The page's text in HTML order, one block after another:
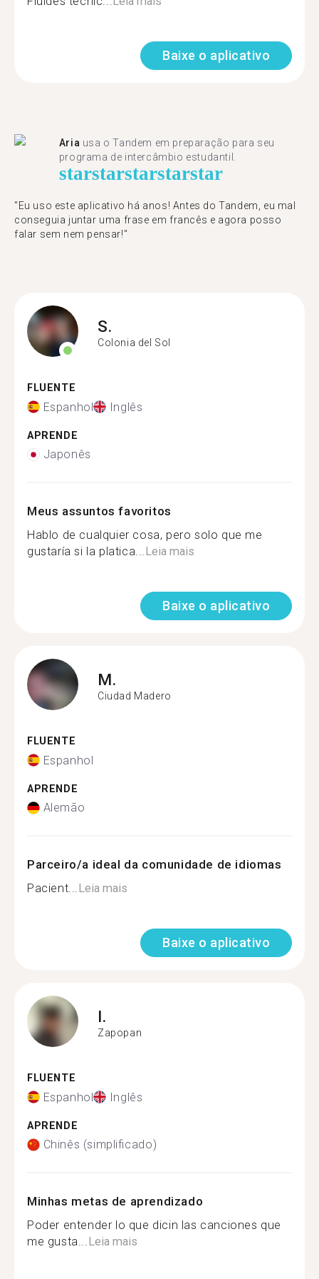
Baixe o aplicativo
Aria usa o Tandem em preparação para seu
programa de intercâmbio estudantil.
starstarstarstarstar
"​​Eu uso este aplicativo há anos! Antes do Tandem, eu mal
conseguia juntar uma frase em francês e agora posso
falar sem nem pensar!"
S.
Colonia del Sol
FLUENTE
Espanhol Inglês
APRENDE
Japonês
Meus assuntos favoritos
Hablo de cualquier cosa, pero solo que me
gustaría si la platica...Leia mais
Baixe o aplicativo
M.
Ciudad Madero
FLUENTE
Espanhol
APRENDE
Alemão
Parceiro/a ideal da comunidade de idiomas
Pacient...Leia mais
Baixe o aplicativo
I.
Zapopan
FLUENTE
Espanhol Inglês
APRENDE
Chinês (simplificado)
Minhas metas de aprendizado
Poder entender lo que dicin las canciones que
me gusta...Leia mais